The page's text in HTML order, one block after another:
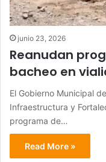
junio 23, 2026
Reanudan
bacheo en
El Gobierno Municipal
Infraestructura y
programa de…
Read More »